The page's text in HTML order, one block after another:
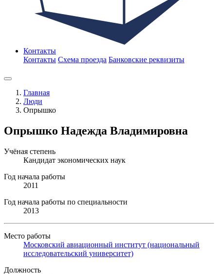
Контакты
Контакты Схема проезда Банковские реквизиты
Главная
Люди
Опрышко
Опрышко Надежда Владимировна
Учёная степень
Кандидат экономических наук
Год начала работы
2011
Год начала работы по специальности
2013
Место работы
Московский авиационный институт (национальный
исследовательский университет)
Должность